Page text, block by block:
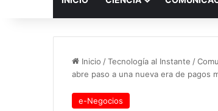
Inicio /Tecnología al Instante /
abre paso a una nueva era de pagos
e-Negocios